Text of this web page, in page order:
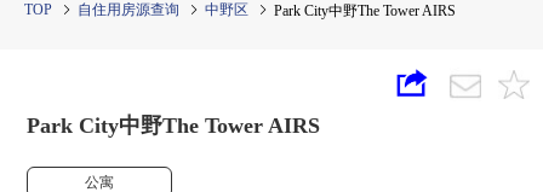
TOP 自住用房源查询 中野区 Park City中野The Tower AIRS
Park City中野The Tower AIRS
公寓